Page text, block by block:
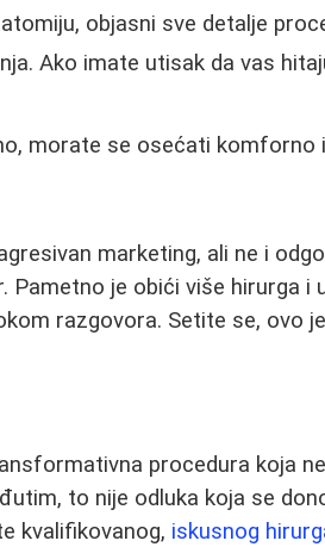
objasni sve detalje
Ako imate utisak da vas
morate se osećati komforno
marketing, ali ne i
Pametno je obići više hirurga i
razgovora. Setite se, ovo
procedura koja
to nije odluka koja se
kvalifikovanog, iskusnog